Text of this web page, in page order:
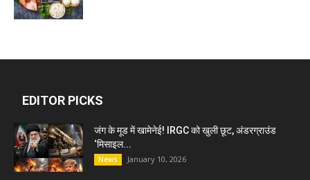
EDITOR PICKS
जंग के मूड में खामेनेई! IRGC को खुली छूट, अंडरग्राउंड
‘मिसाइल...
News January 10, 2026